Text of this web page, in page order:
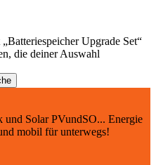
Upgrade Set“
die deiner Auswahl
und Solar PVundSO... Energie
mobil für unterwegs!